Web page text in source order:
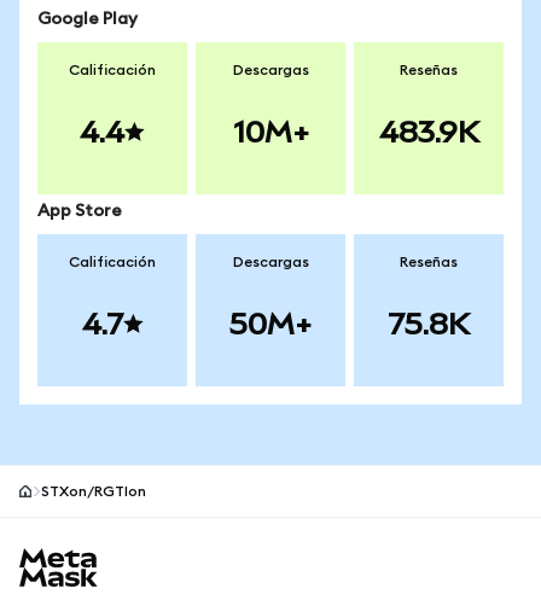
Google Play
Calificación
4.4
Descargas
10M+
Reseñas
483.9K
App Store
Calificación
4.7
Descargas
50M+
Reseñas
75.8K
STXon/RGTIon